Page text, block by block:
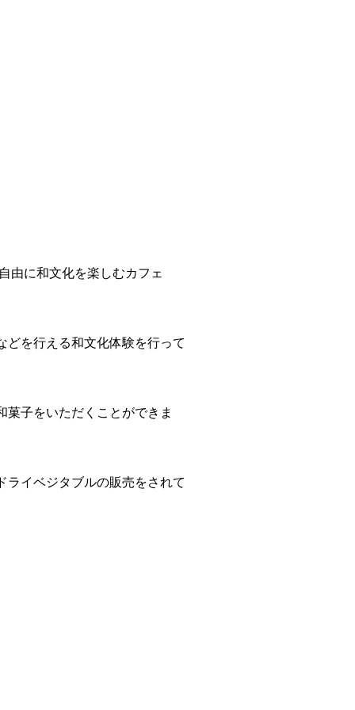
由に和文化を楽しむカフェ
どを行える和文化体験を行って
子をいただくことができま
ライベジタブルの販売をされて